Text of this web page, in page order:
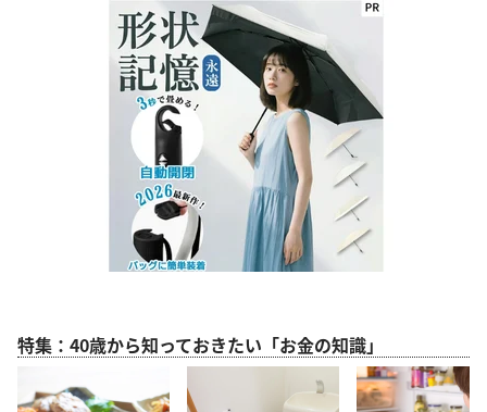
特集：40歳から知っておきたい「お金の知識」